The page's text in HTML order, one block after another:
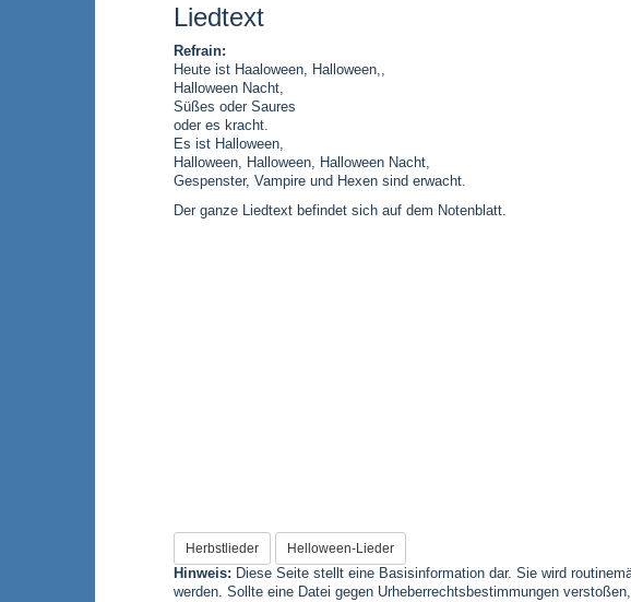
Liedtext
Refrain:
Heute ist Haaloween, Halloween,,
Halloween Nacht,
Süßes oder Saures
oder es kracht.
Es ist Halloween,
Halloween, Halloween, Halloween Nacht,
Gespenster, Vampire und Hexen sind erwacht.
Der ganze Liedtext befindet sich auf dem Notenblatt.
Herbstlieder
Helloween-Lieder
Hinweis: Diese Seite stellt eine Basisinformation dar. Sie wird
werden. Sollte eine Datei gegen Urheberrechtsbestimmungen